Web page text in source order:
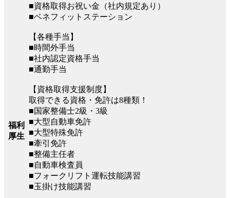
福利
厚生
■資格取得お祝い金（社内規定あり）
■ベネフィットステーション
【各種手当】
■時間外手当
■社内認定資格手当
■通勤手当
【資格取得支援制度】
取得できる資格・免許は8種類！
■国家整備士2級・3級
■大型自動車免許
■大型特殊免許
■牽引免許
■整備主任者
■自動車検査員
■フォークリフト運転技能講習
■玉掛け技能講習